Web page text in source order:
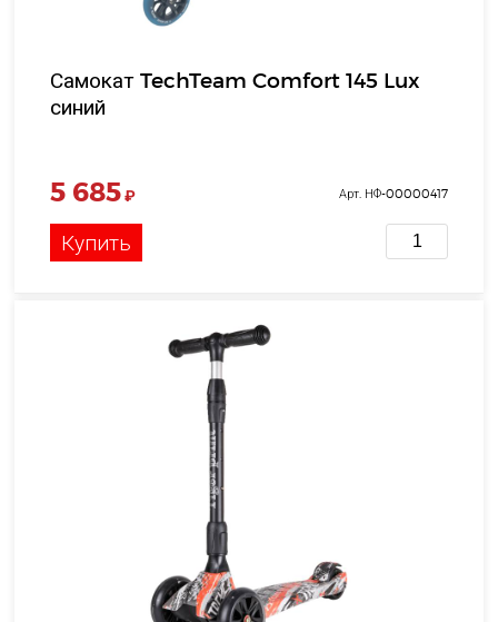
Самокат TechTeam Comfort 145 Lux
синий
5 685₽ Арт. НФ-00000417
Купить